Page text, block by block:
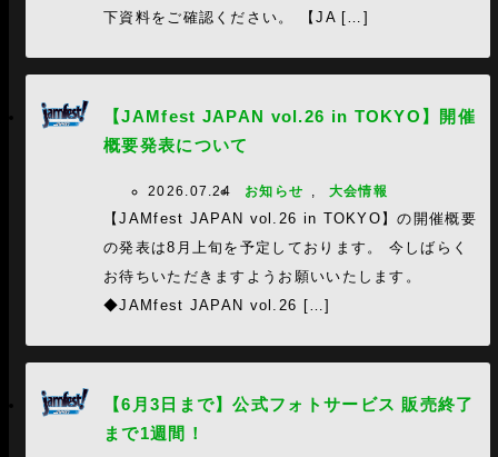
下資料をご確認ください。 【JA […]
【JAMfest JAPAN vol.26 in TOKYO】開催
概要発表について
2026.07.24 お知らせ 大会情報
【JAMfest JAPAN vol.26 in TOKYO】の開催概要
の発表は8月上旬を予定しております。 今しばらく
お待ちいただきますようお願いいたします。
◆JAMfest JAPAN vol.26 […]
【6月3日まで】公式フォトサービス 販売終了
まで1週間！